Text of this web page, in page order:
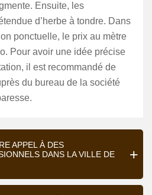
Ensuite, les
d’herbe à tondre. Dans
ponctuelle, le prix au mètre
Pour avoir une idée précise
il est recommandé de
du bureau de la société
APPEL À DES
DANS LA VILLE DE